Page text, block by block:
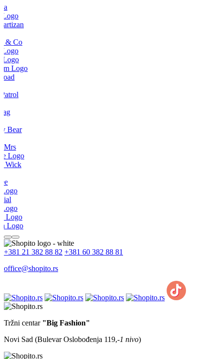
+381 21 382 88 82 +381 60 382 88 81
office@shopito.rs
Tržni centar "Big Fashion"
Novi Sad (Bulevar Oslobođenja 119,-1 nivo)